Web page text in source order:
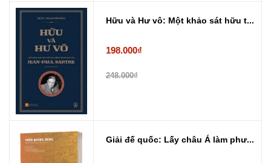
Hữu và Hư vô: Một khảo sát hữu t...
198.000₫
248.000₫
Giải đế quốc: Lấy châu Á làm phư...